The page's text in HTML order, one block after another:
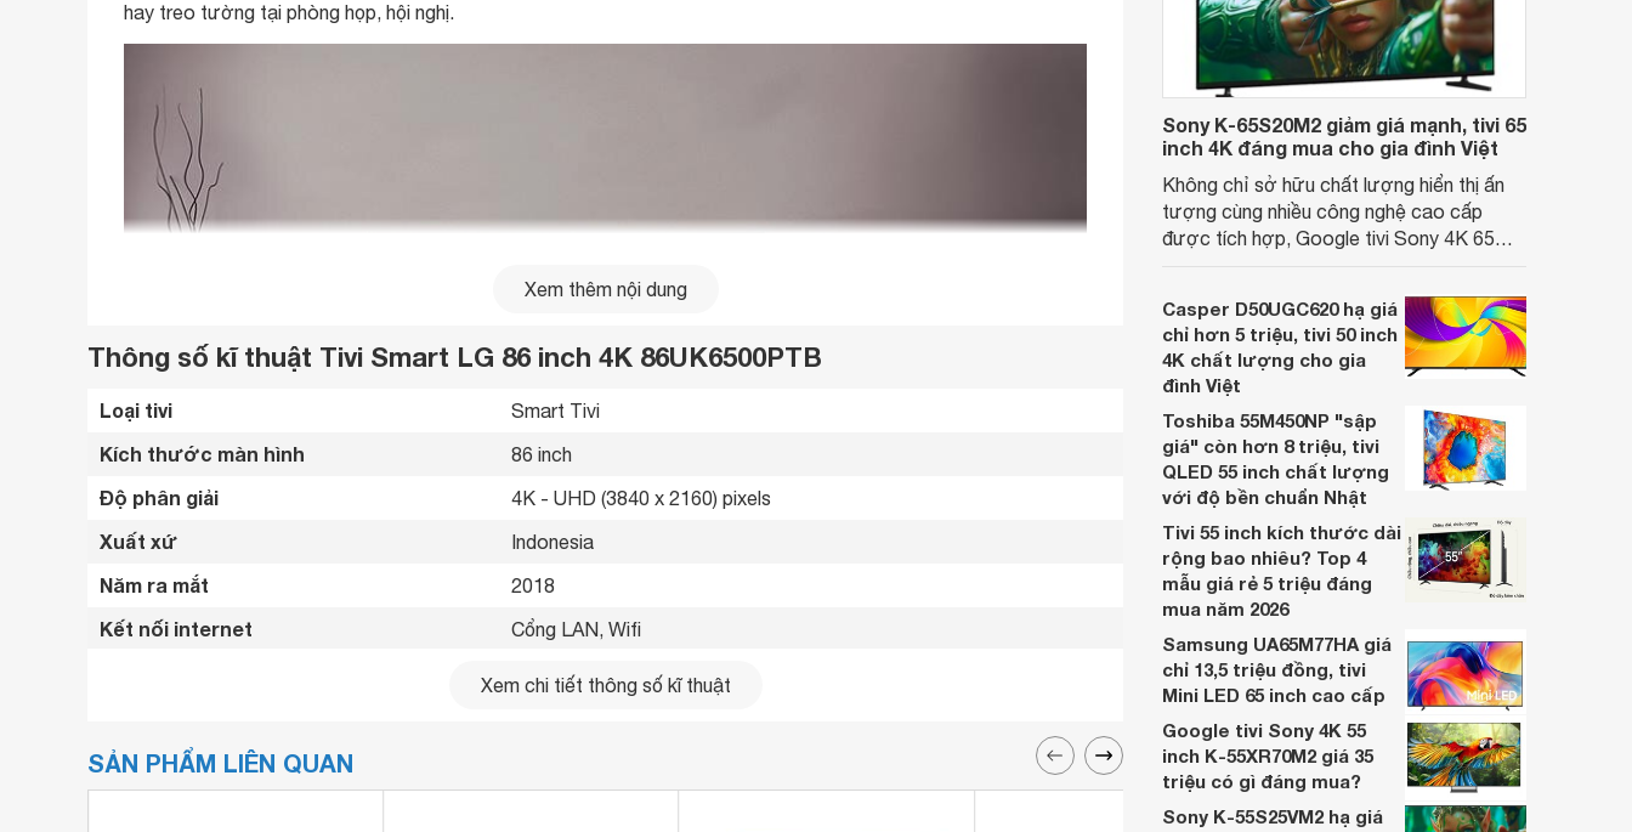
hay treo tường tại phòng họp, hội nghị.
Xem thêm nội dung
Thông số kĩ thuật Tivi Smart LG 86 inch 4K 86UK6500PTB
Loại tivi Smart Tivi
Kích thước màn hình 86 inch
Độ phân giải 4K - UHD (3840 x 2160) pixels
Xuất xứ Indonesia
Năm ra mắt 2018
Kết nối internet Cổng LAN, Wifi
4 cổng
Cổng xuất âm thanh
Xem chi tiết thông số kĩ thuật
SẢN PHẨM LIÊN QUAN
Sony K-65S20M2 giảm giá mạnh, tivi 65
inch 4K đáng mua cho gia đình Việt
Không chỉ sở hữu chất lượng hiển thị ấn
tượng cùng nhiều công nghệ cao cấp
được tích hợp, Google tivi Sony 4K 65
nhiều cửa hàng điện máy giảm giá sâu.
Casper D50UGC620 hạ giá
chỉ hơn 5 triệu, tivi 50 inch
4K chất lượng cho gia
đình Việt
Toshiba 55M450NP "sập
giá" còn hơn 8 triệu, tivi
QLED 55 inch chất lượng
với độ bền chuẩn Nhật
Tivi 55 inch kích thước dài
rộng bao nhiêu? Top 4
mẫu giá rẻ 5 triệu đáng
mua năm 2026
Samsung UA65M77HA giá
chỉ 13,5 triệu đồng, tivi
Mini LED 65 inch cao cấp
Google tivi Sony 4K 55
inch K-55XR70M2 giá 35
triệu có gì đáng mua?
Sony K-55S25VM2 hạ giá